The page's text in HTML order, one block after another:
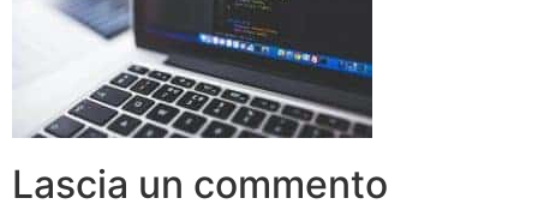
Lascia un commento